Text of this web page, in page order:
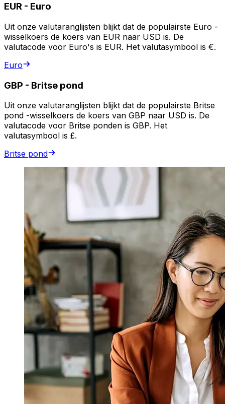
EUR - Euro
Uit onze valutaranglijsten blijkt dat de populairste Euro -
wisselkoers de koers van EUR naar USD is. De
valutacode voor Euro's is EUR. Het valutasymbool is €.
Euro
GBP - Britse pond
Uit onze valutaranglijsten blijkt dat de populairste Britse
pond -wisselkoers de koers van GBP naar USD is. De
valutacode voor Britse ponden is GBP. Het
valutasymbool is £.
Britse pond